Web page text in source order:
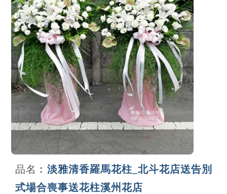
品名︰淡雅清香羅馬花柱_北斗花店送告別
式場合喪事送花柱溪州花店